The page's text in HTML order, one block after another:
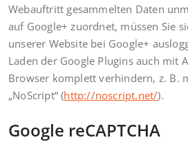
Webauftritt gesammelten Daten
auf Google+ zuordnet, müssen Sie
unserer Website bei Google+
Laden der Google Plugins auch mit
Browser komplett verhindern, z. B.
„NoScript“ (http://noscript.net/).
Google reCAPTCHA